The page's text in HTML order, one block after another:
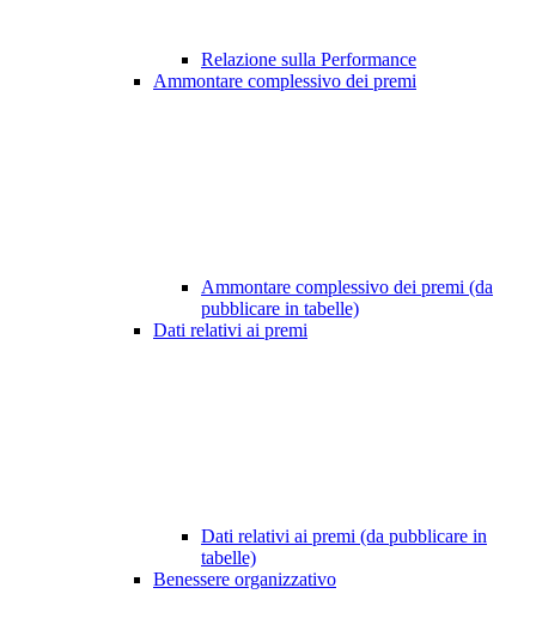
Relazione sulla Performance
Ammontare complessivo dei premi
Ammontare complessivo dei premi (da
pubblicare in tabelle)
Dati relativi ai premi
Dati relativi ai premi (da pubblicare in
tabelle)
Benessere organizzativo